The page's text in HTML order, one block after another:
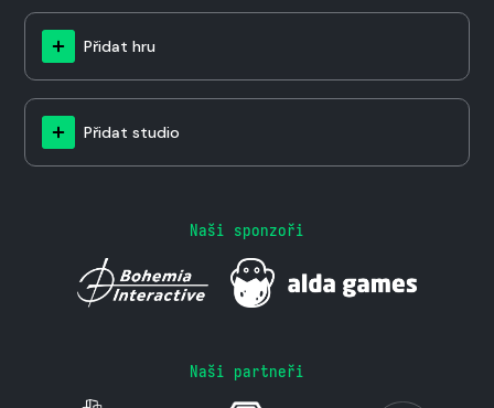
Přidat hru
Přidat studio
Naši sponzoři
Naši partneři